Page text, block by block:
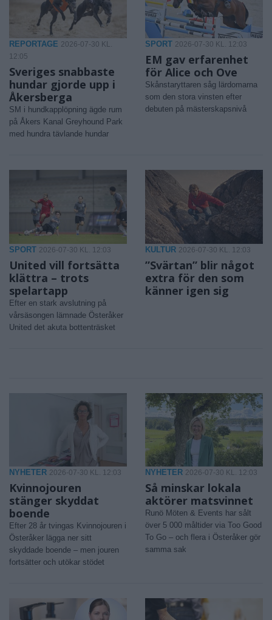
REPORTAGE 2026-07-30 KL.
12:05
Sveriges snabbaste
hundar gjorde upp i
Åkersberga
SM i hundkapplöpning ägde rum
på Åkers Kanal Greyhound Park
med hundra tävlande hundar
SPORT 2026-07-30 KL. 12:03
EM gav erfarenhet
för Alice och Ove
Skånstaryttaren såg lärdomarna
som den stora vinsten efter
debuten på mästerskapsnivå
SPORT 2026-07-30 KL. 12:03
United vill fortsätta
klättra – trots
spelartapp
Efter en stark avslutning på
vårsäsongen lämnade Österåker
United det akuta bottenträsket
KULTUR 2026-07-30 KL. 12:03
”Svärtan” blir något
extra för den som
känner igen sig
NYHETER 2026-07-30 KL. 12:03
Kvinnojouren
stänger skyddat
boende
Efter 28 år tvingas Kvinnojouren i
Österåker lägga ner sitt
skyddade boende – men jouren
fortsätter och utökar stödet
NYHETER 2026-07-30 KL. 12:03
Så minskar lokala
aktörer matsvinnet
Runö Möten & Events har sålt
över 5 000 måltider via Too Good
To Go – och flera i Österåker gör
samma sak